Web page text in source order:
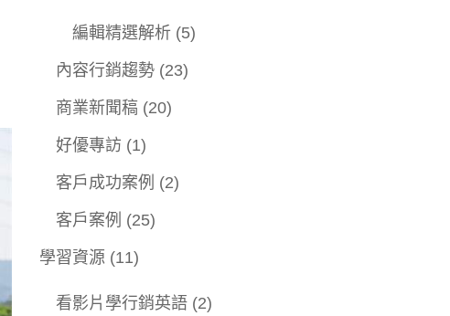
編輯精選解析 (5)
內容行銷趨勢 (23)
商業新聞稿 (20)
好優專訪 (1)
客戶成功案例 (2)
客戶案例 (25)
學習資源 (11)
看影片學行銷英語 (2)